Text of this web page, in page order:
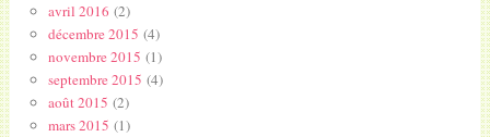
avril 2016 (2)
décembre 2015 (4)
novembre 2015 (1)
septembre 2015 (4)
août 2015 (2)
mars 2015 (1)